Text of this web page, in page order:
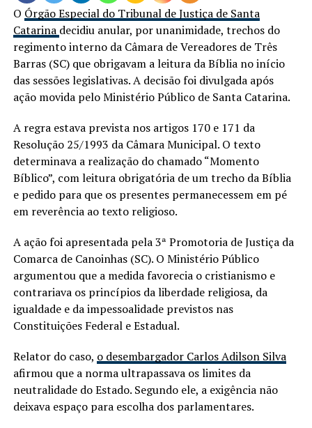
O Órgão Especial do Tribunal de Justiça de Santa
Catarina decidiu anular, por unanimidade, trechos do
regimento interno da Câmara de Vereadores de Três
Barras (SC) que obrigavam a leitura da Bíblia no início
das sessões legislativas. A decisão foi divulgada após
ação movida pelo Ministério Público de Santa Catarina.
A regra estava prevista nos artigos 170 e 171 da
Resolução 25/1993 da Câmara Municipal. O texto
determinava a realização do chamado “Momento
Bíblico”, com leitura obrigatória de um trecho da Bíblia
e pedido para que os presentes permanecessem em pé
em reverência ao texto religioso.
A ação foi apresentada pela 3ª Promotoria de Justiça da
Comarca de Canoinhas (SC). O Ministério Público
argumentou que a medida favorecia o cristianismo e
contrariava os princípios da liberdade religiosa, da
igualdade e da impessoalidade previstos nas
Constituições Federal e Estadual.
Relator do caso, o desembargador Carlos Adilson Silva
afirmou que a norma ultrapassava os limites da
neutralidade do Estado. Segundo ele, a exigência não
deixava espaço para escolha dos parlamentares.